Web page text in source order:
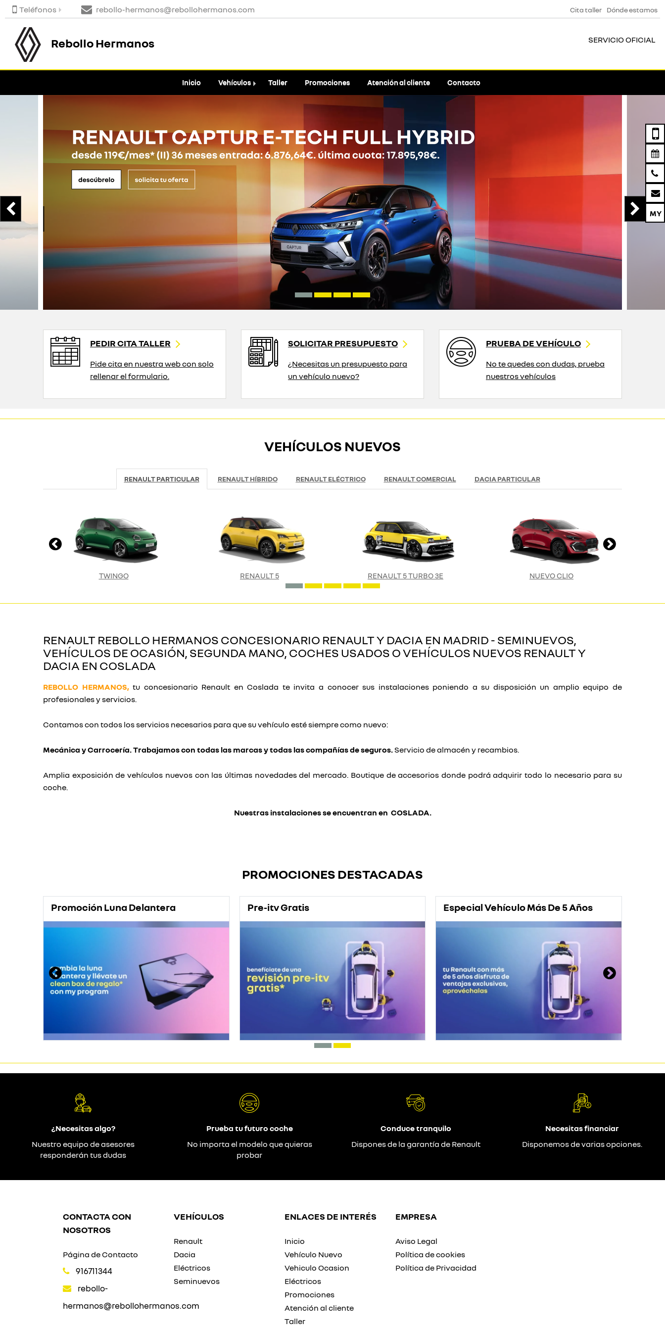
Teléfonos rebollo-hermanos@rebollohermanos.com Cita taller Dónde estamos
Rebollo Hermanos SERVICIO OFICIAL
Inicio Vehículos Taller Promociones Atención al cliente Contacto
PEDIR CITA TALLER
Pide cita en nuestra web con solo
rellenar el formulario.
SOLICITAR PRESUPUESTO
¿Necesitas un presupuesto para
un vehículo nuevo?
PRUEBA DE VEHÍCULO
No te quedes con dudas, prueba
nuestros vehículos
VEHÍCULOS NUEVOS
RENAULT PARTICULAR RENAULT HÍBRIDO RENAULT ELÉCTRICO RENAULT COMERCIAL DACIA PARTICULAR
TWINGO RENAULT 5 RENAULT 5 TURBO 3E NUEVO CLIO
RENAULT REBOLLO HERMANOS CONCESIONARIO RENAULT Y DACIA EN MADRID - SEMINUEVOS,
VEHÍCULOS DE OCASIÓN, SEGUNDA MANO, COCHES USADOS O VEHÍCULOS NUEVOS RENAULT Y
DACIA EN COSLADA
REBOLLO HERMANOS,tu concesionario Renault en Coslada te invita a conocer sus instalaciones poniendo a su disposición un amplio equipo de
profesionales y servicios.
Contamos con todos los servicios necesarios para que su vehículo esté siempre como nuevo:
Mecánica y Carrocería. Trabajamos con todas las marcas y todas las compañías de seguros. Servicio de almacén y recambios.
Amplia exposición de vehículos nuevos con las últimas novedades del mercado. Boutique de accesorios donde podrá adquirir todo lo necesario para su
coche.
Nuestras instalaciones se encuentran en COSLADA.
PROMOCIONES DESTACADAS
Promoción Luna Delantera Pre-itv Gratis Especial Vehículo Más De 5 Años
¿Necesitas algo?
Nuestro equipo de asesores
responderán tus dudas
Prueba tu futuro coche
No importa el modelo que quieras
probar
Conduce tranquilo
Dispones de la garantía de Renault
Necesitas financiar
Disponemos de varias opciones.
CONTACTA CON
NOSOTROS
Página de Contacto
916711344
rebollo-
hermanos@rebollohermanos.com
VEHÍCULOS
Renault
Dacia
Eléctricos
Seminuevos
ENLACES DE INTERÉS
Inicio
Vehículo Nuevo
Vehiculo Ocasion
Eléctricos
Promociones
Atención al cliente
Taller
EMPRESA
Aviso Legal
Política de cookies
Política de Privacidad